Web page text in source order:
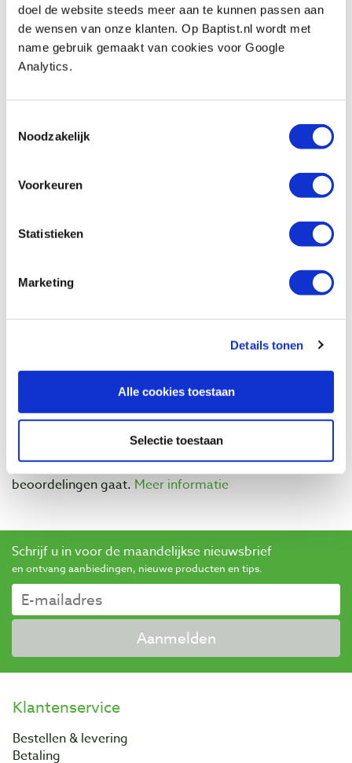
doel de website steeds meer aan te kunnen passen aan
de wensen van onze klanten. Op Baptist.nl wordt met
name gebruik gemaakt van cookies voor Google
Analytics.
Noodzakelijk
Voorkeuren
Statistieken
Marketing
Details tonen
Alle cookies toestaan
Selectie toestaan
Beoordelingen
Baptist maakt gebruik van Trusted Shops als een
onafhankelijke dienstverlener voor het verkrijgen van
beoordelingen. Trusted Shops heeft maatregelen
genomen om ervoor te zorgen dat het om echte
beoordelingen gaat. Meer informatie
Schrijf u in voor de maandelijkse nieuwsbrief
en ontvang aanbiedingen, nieuwe producten en tips.
Aanmelden
Klantenservice
Bestellen & levering
Betaling